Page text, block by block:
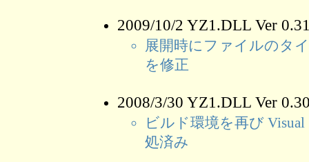
2009/10/2 YZ1.DLL Ver
展開時にファイルのタ
を修正
2008/3/30 YZ1.DLL Ver
ビルド環境を再び
処済み